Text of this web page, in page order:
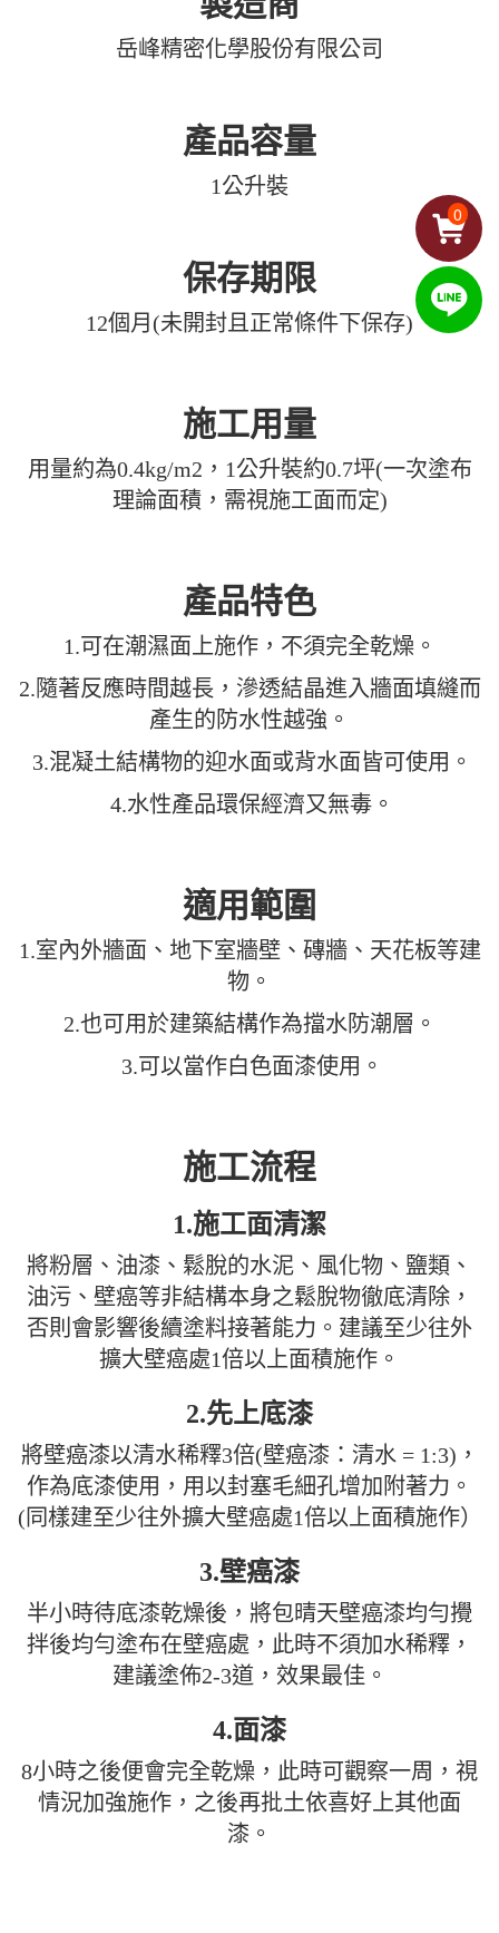
岳峰精密化學股份有限公司
產品容量
1公升裝
保存期限
12個月(未開封且正常條件下保存)
施工用量
用量約為0.4kg/m2，1公升裝約0.7坪(一次塗布
理論面積，需視施工面而定)
產品特色
1.可在潮濕面上施作，不須完全乾燥。
2.隨著反應時間越長，滲透結晶進入牆面填縫而
產生的防水性越強。
3.混凝土結構物的迎水面或背水面皆可使用。
4.水性產品環保經濟又無毒。
適用範圍
1.室內外牆面、地下室牆壁、磚牆、天花板等建
物。
2.也可用於建築結構作為擋水防潮層。
3.可以當作白色面漆使用。
施工流程
1.施工面清潔
將粉層、油漆、鬆脫的水泥、風化物、鹽類、
油污、壁癌等非結構本身之鬆脫物徹底清除，
否則會影響後續塗料接著能力。建議至少往外
擴大壁癌處1倍以上面積施作。
2.先上底漆
將壁癌漆以清水稀釋3倍(壁癌漆：清水 = 1:3)，
作為底漆使用，用以封塞毛細孔增加附著力。
(同樣建至少往外擴大壁癌處1倍以上面積施作）
3.壁癌漆
半小時待底漆乾燥後，將包晴天壁癌漆均勻攪
拌後均勻塗布在壁癌處，此時不須加水稀釋，
建議塗佈2-3道，效果最佳。
4.面漆
8小時之後便會完全乾燥，此時可觀察一周，視
情況加強施作，之後再批土依喜好上其他面
漆。
0